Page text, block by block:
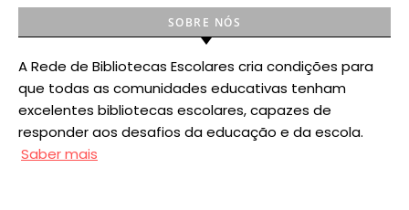
SOBRE NÓS
A Rede de Bibliotecas Escolares cria condições para
que todas as comunidades educativas tenham
excelentes bibliotecas escolares, capazes de
responder aos desafios da educação e da escola.
Saber mais